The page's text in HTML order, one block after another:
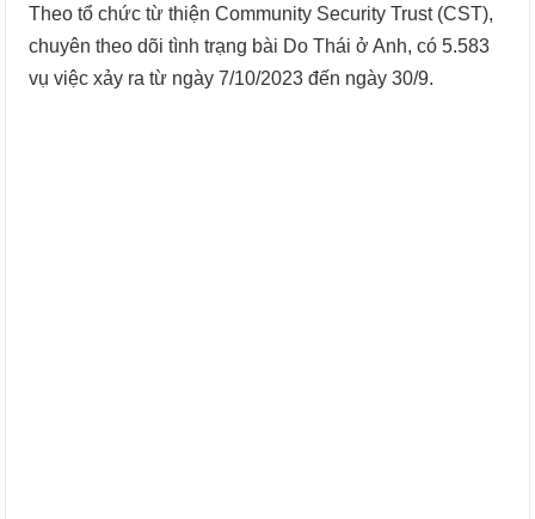
Theo tổ chức từ thiện Community Security Trust (CST),
chuyên theo dõi tình trạng bài Do Thái ở Anh, có 5.583
vụ việc xảy ra từ ngày 7/10/2023 đến ngày 30/9.